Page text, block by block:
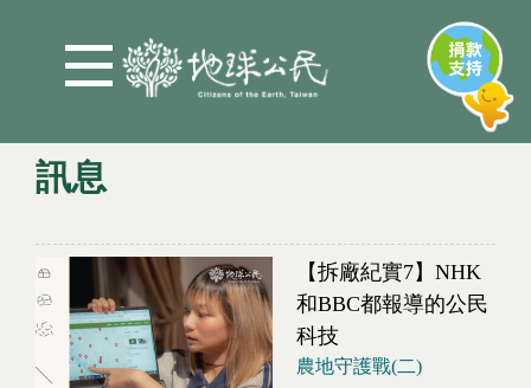
訊息
您在這裡
【拆廠紀實7】NHK
和BBC都報導的公民
科技
農地守護戰(二)